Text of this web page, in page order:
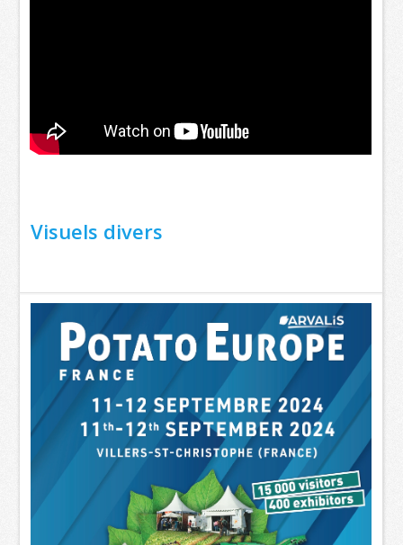
Visuels divers